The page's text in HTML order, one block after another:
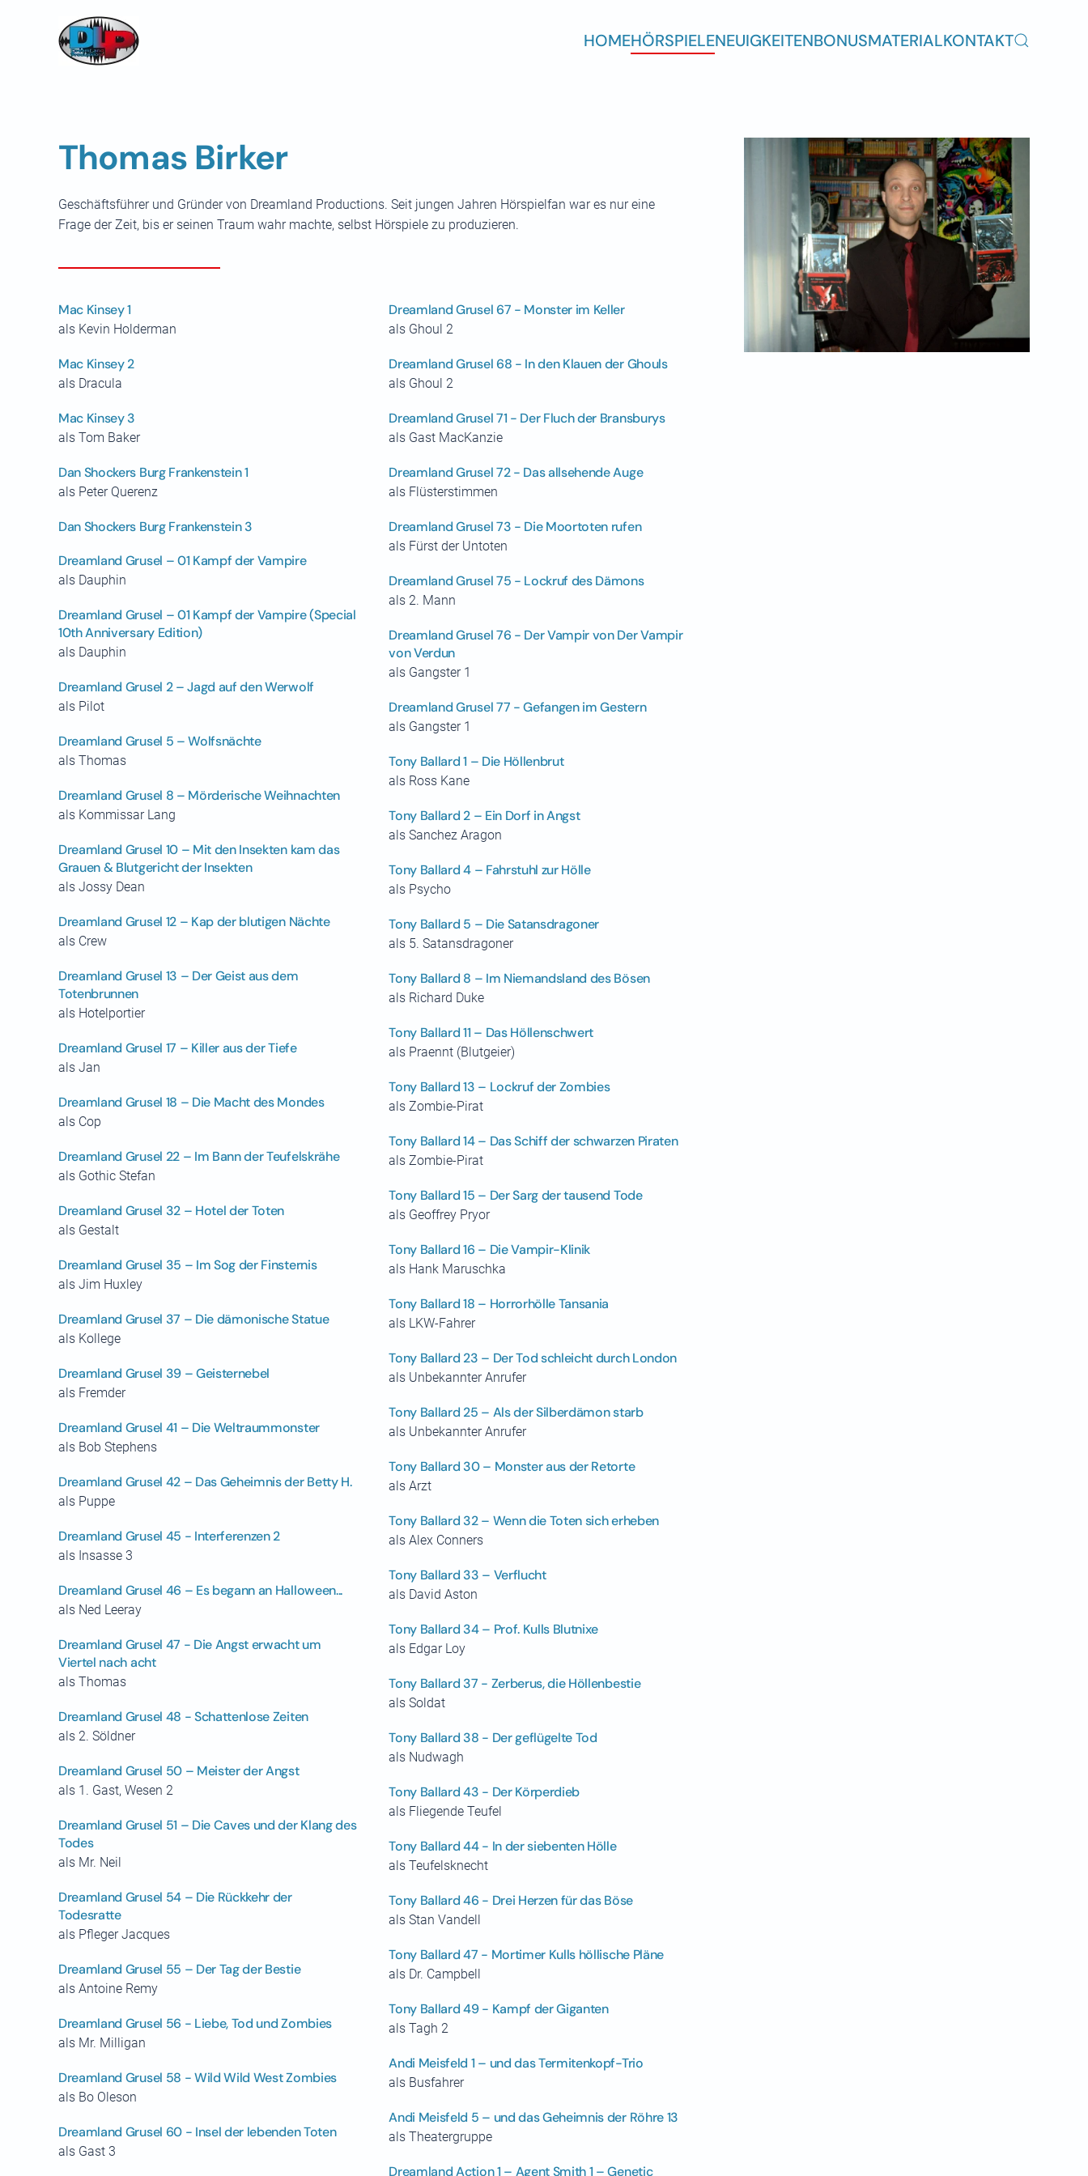
Skip to main content HOMEHÖRSPIELENEUIGKEITENBONUSMATERIALKONTAKT
Thomas Birker
Geschäftsführer und Gründer von Dreamland Productions. Seit jungen Jahren Hörspielfan war es nur eine
Frage der Zeit, bis er seinen Traum wahr machte, selbst Hörspiele zu produzieren.
Mac Kinsey 1
als Kevin Holderman
Mac Kinsey 2
als Dracula
Mac Kinsey 3
als Tom Baker
Dan Shockers Burg Frankenstein 1
als Peter Querenz
Dan Shockers Burg Frankenstein 3
Dreamland Grusel – 01 Kampf der Vampire
als Dauphin
Dreamland Grusel – 01 Kampf der Vampire (Special
10th Anniversary Edition)
als Dauphin
Dreamland Grusel 2 – Jagd auf den Werwolf
als Pilot
Dreamland Grusel 5 – Wolfsnächte
als Thomas
Dreamland Grusel 8 – Mörderische Weihnachten
als Kommissar Lang
Dreamland Grusel 10 – Mit den Insekten kam das
Grauen & Blutgericht der Insekten
als Jossy Dean
Dreamland Grusel 12 – Kap der blutigen Nächte
als Crew
Dreamland Grusel 13 – Der Geist aus dem
Totenbrunnen
als Hotelportier
Dreamland Grusel 17 – Killer aus der Tiefe
als Jan
Dreamland Grusel 18 – Die Macht des Mondes
als Cop
Dreamland Grusel 22 – Im Bann der Teufelskrähe
als Gothic Stefan
Dreamland Grusel 32 – Hotel der Toten
als Gestalt
Dreamland Grusel 35 – Im Sog der Finsternis
als Jim Huxley
Dreamland Grusel 37 – Die dämonische Statue
als Kollege
Dreamland Grusel 39 – Geisternebel
als Fremder
Dreamland Grusel 41 – Die Weltraummonster
als Bob Stephens
Dreamland Grusel 42 – Das Geheimnis der Betty H.
als Puppe
Dreamland Grusel 45 - Interferenzen 2
als Insasse 3
Dreamland Grusel 46 – Es begann an Halloween...
als Ned Leeray
Dreamland Grusel 47 - Die Angst erwacht um
Viertel nach acht
als Thomas
Dreamland Grusel 48 - Schattenlose Zeiten
als 2. Söldner
Dreamland Grusel 50 – Meister der Angst
als 1. Gast, Wesen 2
Dreamland Grusel 51 – Die Caves und der Klang des
Todes
als Mr. Neil
Dreamland Grusel 54 – Die Rückkehr der
Todesratte
als Pfleger Jacques
Dreamland Grusel 55 – Der Tag der Bestie
als Antoine Remy
Dreamland Grusel 56 - Liebe, Tod und Zombies
als Mr. Milligan
Dreamland Grusel 58 - Wild Wild West Zombies
als Bo Oleson
Dreamland Grusel 60 - Insel der lebenden Toten
als Gast 3
Dreamland Grusel 67 - Monster im Keller
als Ghoul 2
Dreamland Grusel 68 - In den Klauen der Ghouls
als Ghoul 2
Dreamland Grusel 71 - Der Fluch der Bransburys
als Gast MacKanzie
Dreamland Grusel 72 - Das allsehende Auge
als Flüsterstimmen
Dreamland Grusel 73 - Die Moortoten rufen
als Fürst der Untoten
Dreamland Grusel 75 - Lockruf des Dämons
als 2. Mann
Dreamland Grusel 76 - Der Vampir von Der Vampir
von Verdun
als Gangster 1
Dreamland Grusel 77 - Gefangen im Gestern
als Gangster 1
Tony Ballard 1 – Die Höllenbrut
als Ross Kane
Tony Ballard 2 – Ein Dorf in Angst
als Sanchez Aragon
Tony Ballard 4 – Fahrstuhl zur Hölle
als Psycho
Tony Ballard 5 – Die Satansdragoner
als 5. Satansdragoner
Tony Ballard 8 – Im Niemandsland des Bösen
als Richard Duke
Tony Ballard 11 – Das Höllenschwert
als Praennt (Blutgeier)
Tony Ballard 13 – Lockruf der Zombies
als Zombie-Pirat
Tony Ballard 14 – Das Schiff der schwarzen Piraten
als Zombie-Pirat
Tony Ballard 15 – Der Sarg der tausend Tode
als Geoffrey Pryor
Tony Ballard 16 – Die Vampir-Klinik
als Hank Maruschka
Tony Ballard 18 – Horrorhölle Tansania
als LKW-Fahrer
Tony Ballard 23 – Der Tod schleicht durch London
als Unbekannter Anrufer
Tony Ballard 25 – Als der Silberdämon starb
als Unbekannter Anrufer
Tony Ballard 30 – Monster aus der Retorte
als Arzt
Tony Ballard 32 – Wenn die Toten sich erheben
als Alex Conners
Tony Ballard 33 – Verflucht
als David Aston
Tony Ballard 34 – Prof. Kulls Blutnixe
als Edgar Loy
Tony Ballard 37 - Zerberus, die Höllenbestie
als Soldat
Tony Ballard 38 - Der geflügelte Tod
als Nudwagh
Tony Ballard 43 - Der Körperdieb
als Fliegende Teufel
Tony Ballard 44 - In der siebenten Hölle
als Teufelsknecht
Tony Ballard 46 - Drei Herzen für das Böse
als Stan Vandell
Tony Ballard 47 - Mortimer Kulls höllische Pläne
als Dr. Campbell
Tony Ballard 49 - Kampf der Giganten
als Tagh 2
Andi Meisfeld 1 – und das Termitenkopf-Trio
als Busfahrer
Andi Meisfeld 5 – und das Geheimnis der Röhre 13
als Theatergruppe
Dreamland Action 1 – Agent Smith 1 – Genetic